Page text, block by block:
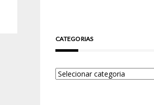
CATEGORIAS